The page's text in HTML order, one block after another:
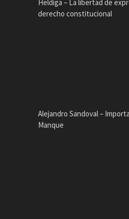
Heldiga – La libertad de
derecho constitucional
Alejandro Sandoval –
Manque